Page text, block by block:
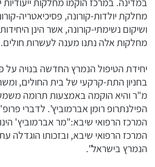
מחלקת יולדות-קורונה, פסיכיאטריה-
ושיקום נשימתי-קורונה, אשר הינן
מחלקות אלה נתנו מענה לעשרות חולים.
יחידת הטיפול הנמרץ החדשה בנויה על
מ"ר והיא הוקמה באמצעות תרומה
הפילנתרופ רומן אברמוביץ'. לדברי
המרכז הרפואי שיבא:"מר אברמוביץ'
המרכז הרפואי שיבא, ובזכותו הוגדלה
הנמרץ בישראל".